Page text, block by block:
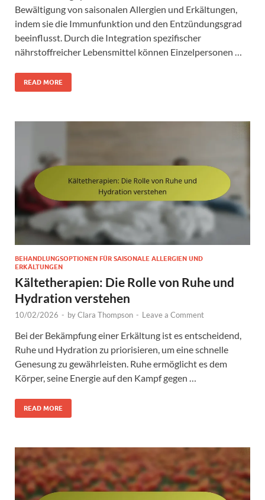
Bewältigung von saisonalen Allergien und Erkältungen,
indem sie die Immunfunktion und den Entzündungsgrad
beeinflusst. Durch die Integration spezifischer
nährstoffreicher Lebensmittel können Einzelpersonen …
READ MORE
BEHANDLUNGSOPTIONEN FÜR SAISONALE ALLERGIEN UND
ERKÄLTUNGEN
Kältetherapien: Die Rolle von Ruhe und
Hydration verstehen
10/02/2026 - byClara Thompson - Leave a Comment
Bei der Bekämpfung einer Erkältung ist es entscheidend,
Ruhe und Hydration zu priorisieren, um eine schnelle
Genesung zu gewährleisten. Ruhe ermöglicht es dem
Körper, seine Energie auf den Kampf gegen …
READ MORE